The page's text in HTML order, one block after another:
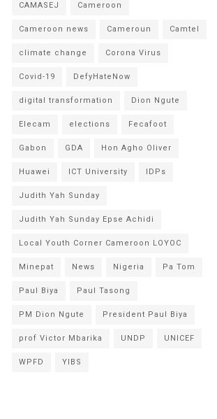
CAMASEJ Cameroon
Cameroon news Cameroun Camtel
climate change Corona Virus
Covid-19 DefyHateNow
digital transformation Dion Ngute
Elecam elections Fecafoot
Gabon GDA Hon Agho Oliver
Huawei ICT University IDPs
Judith Yah Sunday
Judith Yah Sunday Epse Achidi
Local Youth Corner Cameroon LOYOC
Minepat News Nigeria Pa Tom
Paul Biya Paul Tasong
PM Dion Ngute President Paul Biya
prof Victor Mbarika UNDP UNICEF
WPFD YIBS